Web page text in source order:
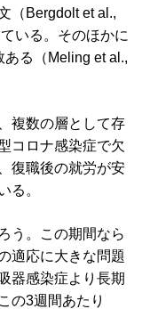
（Bergdolt et al.,
いる。そのほかに
る（Meling et al.,
複数の層として存
コロナ感染症で欠
復職後の就労が安
る。
う。この期間なら
適応に大きな問題
器感染症より長期
の3週間あたり